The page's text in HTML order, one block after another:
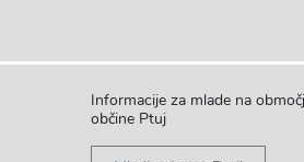
Informacije za mlade na
občine Ptuj